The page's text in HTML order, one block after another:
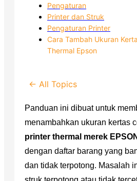
Pengaturan
Printer dan Struk
Pengaturan Printer
Cara Tambah Ukuran
Thermal Epson
← All Topics
Panduan ini dibuat untuk
menambahkan ukuran kertas
printer thermal merek
dengan daftar barang yang
dan tidak terpotong. Masalah